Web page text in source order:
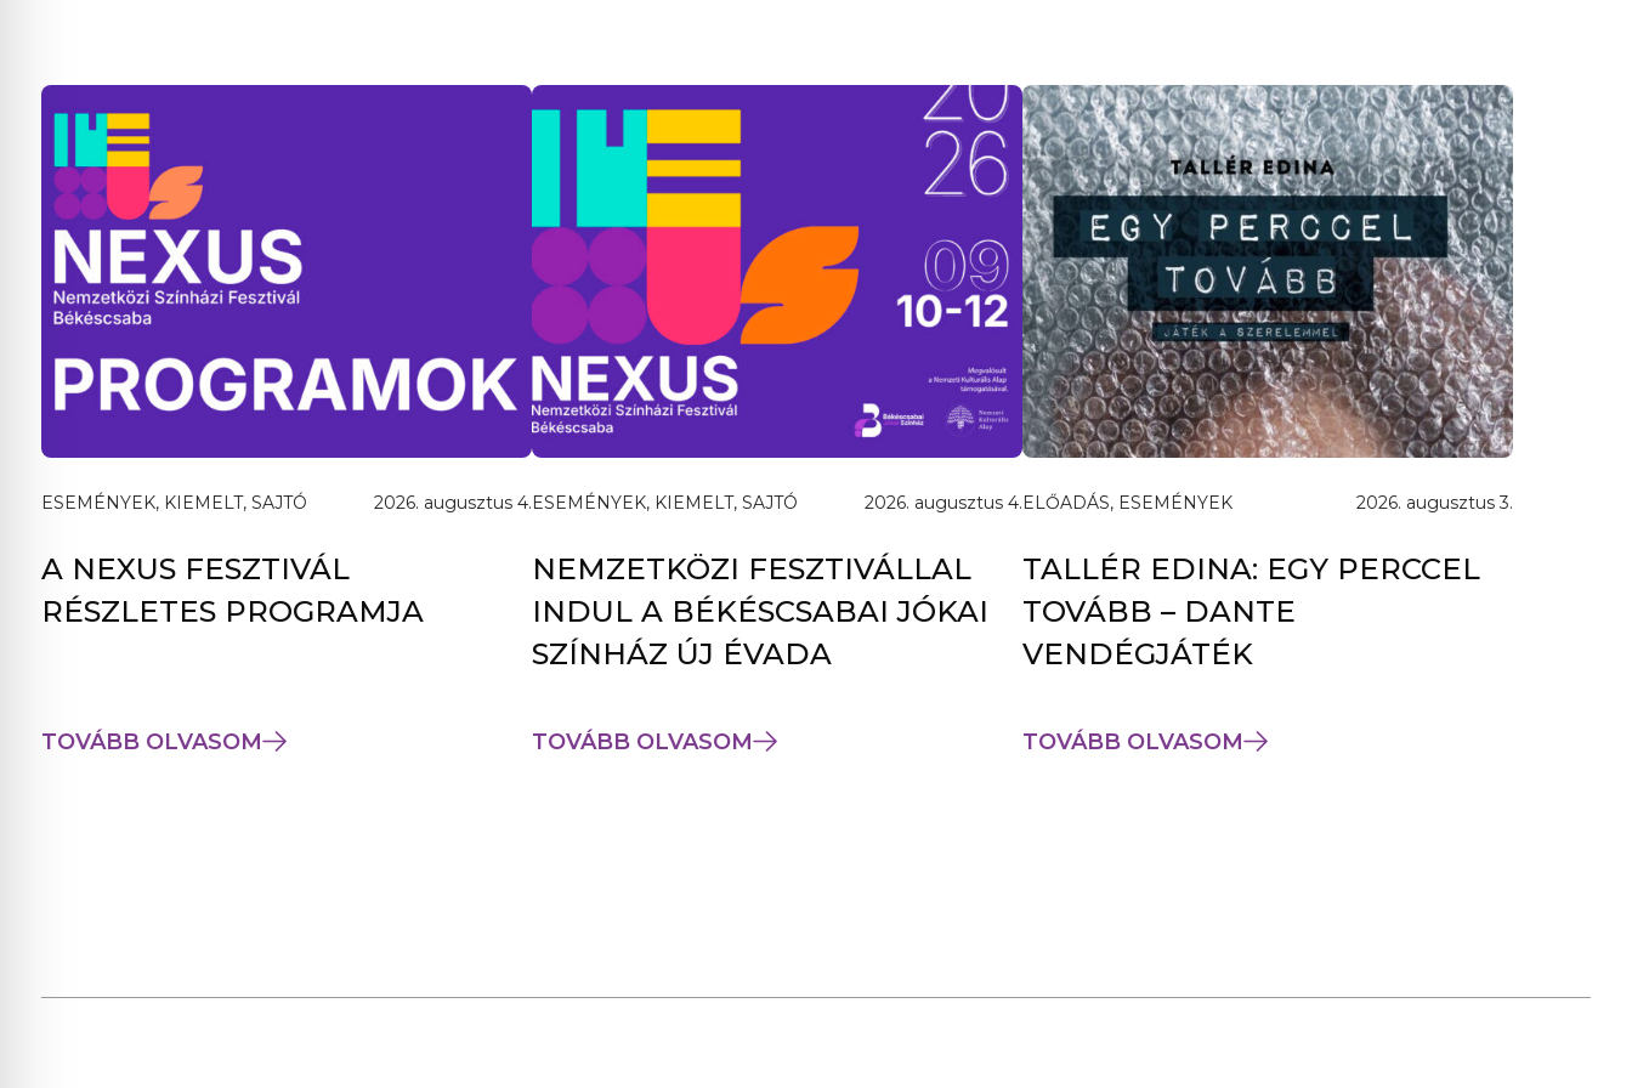
ESEMÉNYEK, KIEMELT, SAJTÓ 2026. augusztus 4.
A NEXUS FESZTIVÁL
RÉSZLETES PROGRAMJA
TOVÁBB OLVASOM
ESEMÉNYEK, KIEMELT, SAJTÓ 2026. augusztus 4.
NEMZETKÖZI FESZTIVÁLLAL
INDUL A BÉKÉSCSABAI JÓKAI
SZÍNHÁZ ÚJ ÉVADA
TOVÁBB OLVASOM
ELŐADÁS, ESEMÉNYEK 2026. augusztus 3.
TALLÉR EDINA: EGY PERCCEL
TOVÁBB – DANTE
VENDÉGJÁTÉK
TOVÁBB OLVASOM